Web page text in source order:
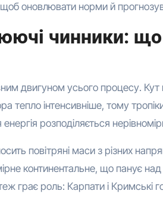
щоб оновлювати норми й
чинники:
двигуном усього процесу. Кут
тепло інтенсивніше, тому
енергія розподіляється
повітряні маси з різних
континентальне, що панує
грає роль: Карпати і Кримські